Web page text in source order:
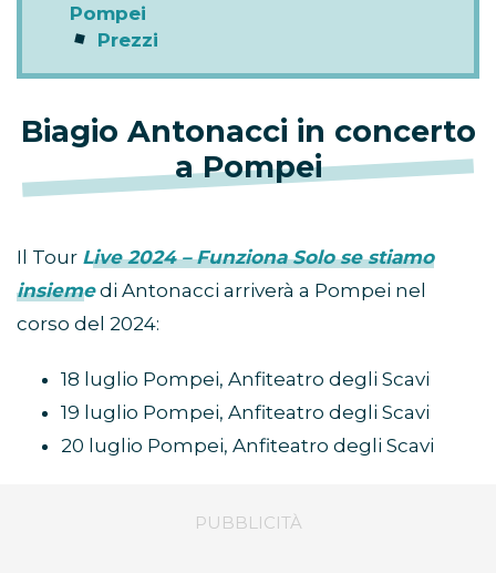
Pompei
Prezzi
Biagio Antonacci in concerto
a Pompei
Il Tour Live 2024 – Funziona Solo se stiamo
insiemedi Antonacci arriverà a Pompei nel
corso del 2024:
18 luglio Pompei, Anfiteatro degli Scavi
19 luglio Pompei, Anfiteatro degli Scavi
20 luglio Pompei, Anfiteatro degli Scavi